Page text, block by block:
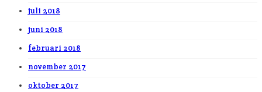
juli 2018
juni 2018
februari 2018
november 2017
oktober 2017